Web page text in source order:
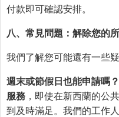
付款即可確認安排。
八、常見問題：解除您的
我們了解您可能還有一些
週末或節假日也能申請嗎 ？
服務 ，即使在新西蘭的公
到及時滿足。我們的工作